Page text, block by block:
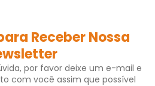
Receber Nossa
por favor deixe um e-mail e
com você assim que possível